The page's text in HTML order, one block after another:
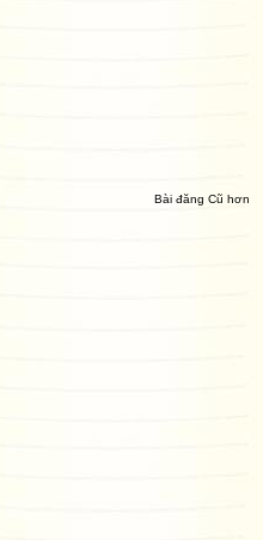
Bài đăng Cũ hơn